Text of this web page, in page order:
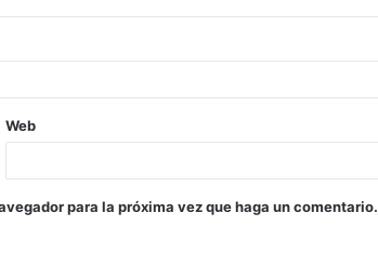
Web
para la próxima vez que haga un comentario.